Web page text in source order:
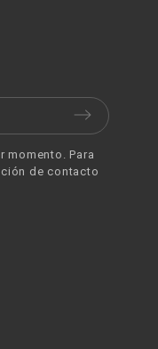
momento. Para
de contacto